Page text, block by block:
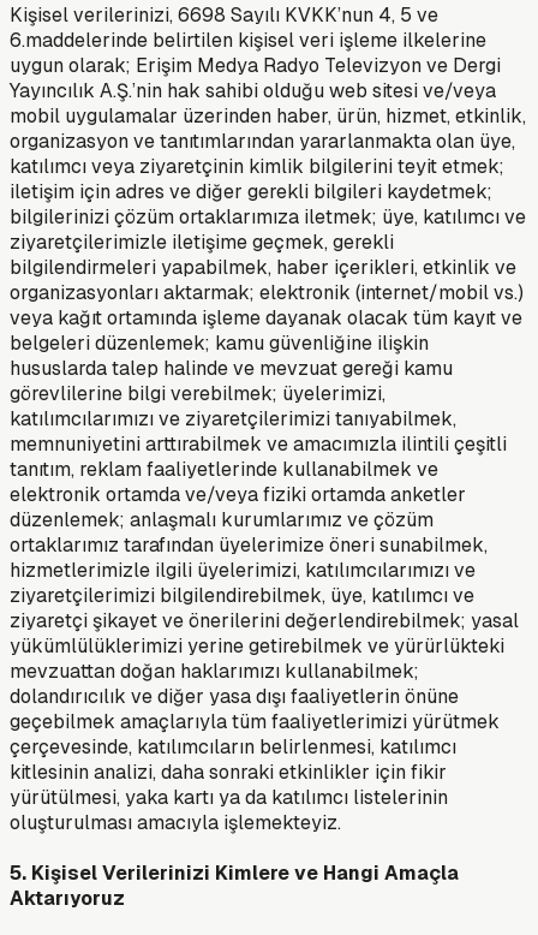
Kişisel verilerinizi, 6698 Sayılı KVKK’nun 4, 5 ve
6.maddelerinde belirtilen kişisel veri işleme ilkelerine
uygun olarak; Erişim Medya Radyo Televizyon ve Dergi
Yayıncılık A.Ş.’nin hak sahibi olduğu web sitesi ve/veya
mobil uygulamalar üzerinden haber, ürün, hizmet, etkinlik,
organizasyon ve tanıtımlarından yararlanmakta olan üye,
katılımcı veya ziyaretçinin kimlik bilgilerini teyit etmek;
iletişim için adres ve diğer gerekli bilgileri kaydetmek;
bilgilerinizi çözüm ortaklarımıza iletmek; üye, katılımcı ve
ziyaretçilerimizle iletişime geçmek, gerekli
bilgilendirmeleri yapabilmek, haber içerikleri, etkinlik ve
organizasyonları aktarmak; elektronik (internet/mobil vs.)
veya kağıt ortamında işleme dayanak olacak tüm kayıt ve
belgeleri düzenlemek; kamu güvenliğine ilişkin
hususlarda talep halinde ve mevzuat gereği kamu
görevlilerine bilgi verebilmek; üyelerimizi,
katılımcılarımızı ve ziyaretçilerimizi tanıyabilmek,
memnuniyetini arttırabilmek ve amacımızla ilintili çeşitli
tanıtım, reklam faaliyetlerinde kullanabilmek ve
elektronik ortamda ve/veya fiziki ortamda anketler
düzenlemek; anlaşmalı kurumlarımız ve çözüm
ortaklarımız tarafından üyelerimize öneri sunabilmek,
hizmetlerimizle ilgili üyelerimizi, katılımcılarımızı ve
ziyaretçilerimizi bilgilendirebilmek, üye, katılımcı ve
ziyaretçi şikayet ve önerilerini değerlendirebilmek; yasal
yükümlülüklerimizi yerine getirebilmek ve yürürlükteki
mevzuattan doğan haklarımızı kullanabilmek;
dolandırıcılık ve diğer yasa dışı faaliyetlerin önüne
geçebilmek amaçlarıyla tüm faaliyetlerimizi yürütmek
çerçevesinde, katılımcıların belirlenmesi, katılımcı
kitlesinin analizi, daha sonraki etkinlikler için fikir
yürütülmesi, yaka kartı ya da katılımcı listelerinin
oluşturulması amacıyla işlemekteyiz.
5. Kişisel Verilerinizi Kimlere ve Hangi Amaçla
Aktarıyoruz